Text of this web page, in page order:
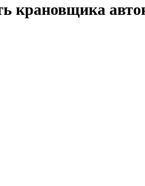
крановщика